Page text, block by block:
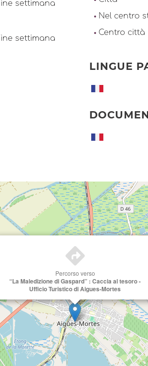
settimana
settimana
Nel centro
Centro città
LINGUE
Percorso verso
“La Maledizione di Gaspard” : Caccia al tesoro -
Ufficio Turistico di Aigues-Mortes